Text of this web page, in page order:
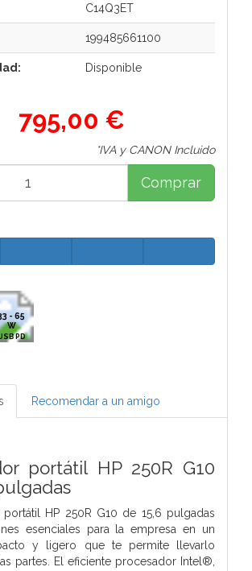
C14Q3ET
199485661100
Disponible
795,00 €
*IVA y CANON Incluido
Comprar
- 65
W
PD
Recomendar a un amigo
portátil HP 250R G10
HP 250R G10 de 15,6 pulgadas
esenciales para la empresa en un
y ligero que te permite llevarlo
partes. El eficiente procesador Intel®,